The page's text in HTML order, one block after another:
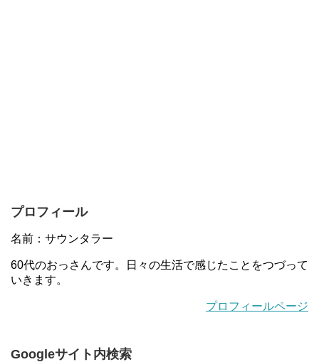
プロフィール
名前：サウンタラー
60代のおっさんです。日々の生活で感じたことをつづって
いきます。
プロフィールページ
Googleサイト内検索